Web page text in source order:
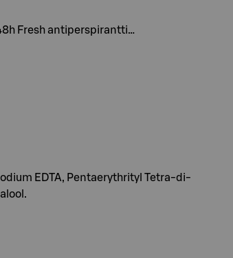
Fresh antiperspirantti…
EDTA, Pentaerythrityl Tetra-di-